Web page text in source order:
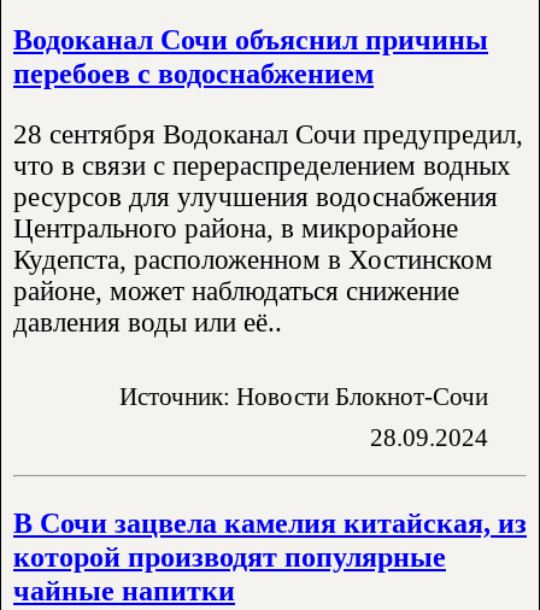
Водоканал Сочи объяснил причины
перебоев с водоснабжением
28 сентября Водоканал Сочи предупредил,
что в связи с перераспределением водных
ресурсов для улучшения водоснабжения
Центрального района, в микрорайоне
Кудепста, расположенном в Хостинском
районе, может наблюдаться снижение
давления воды или её..
Источник: Новости Блокнот-Сочи
28.09.2024
В Сочи зацвела камелия китайская, из
которой производят популярные
чайные напитки